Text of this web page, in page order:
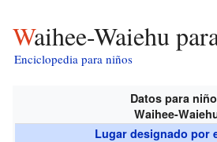
Waihee-Waiehu
Enciclopedia para niños
Datos para
Waihee-
Lugar designado por